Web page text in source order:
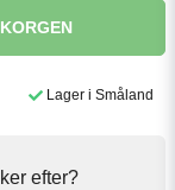
Lager i Småland
efter?